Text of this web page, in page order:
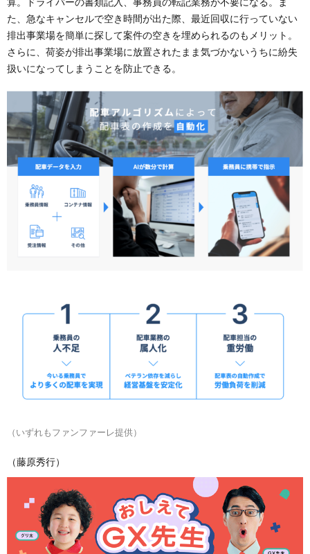
た、急なキャンセルで空き時間が出た際、最近回収に行っていない
排出事業場を簡単に探して案件の空きを埋められるのもメリット。
さらに、荷姿が排出事業場に放置されたまま気づかないうちに紛失
扱いになってしまうことを防止できる。
（いずれもファンファーレ提供）
（藤原秀行）